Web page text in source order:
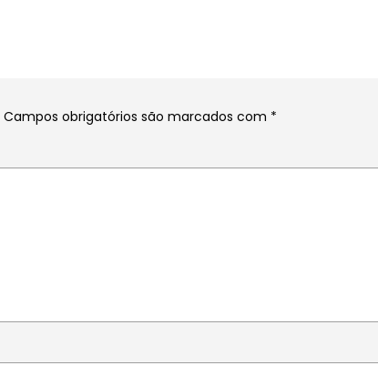
Campos obrigatórios são marcados com *